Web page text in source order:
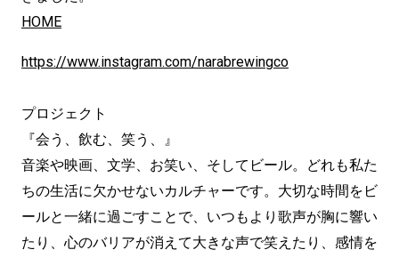
HOME
https://www.instagram.com/narabrewingco
プロジェクト
『会う、飲む、笑う、』
音楽や映画、文学、お笑い、そしてビール。どれも私た
ちの生活に欠かせないカルチャーです。大切な時間をビ
ールと一緒に過ごすことで、いつもより歌声が胸に響い
たり、心のバリアが消えて大きな声で笑えたり、感情を